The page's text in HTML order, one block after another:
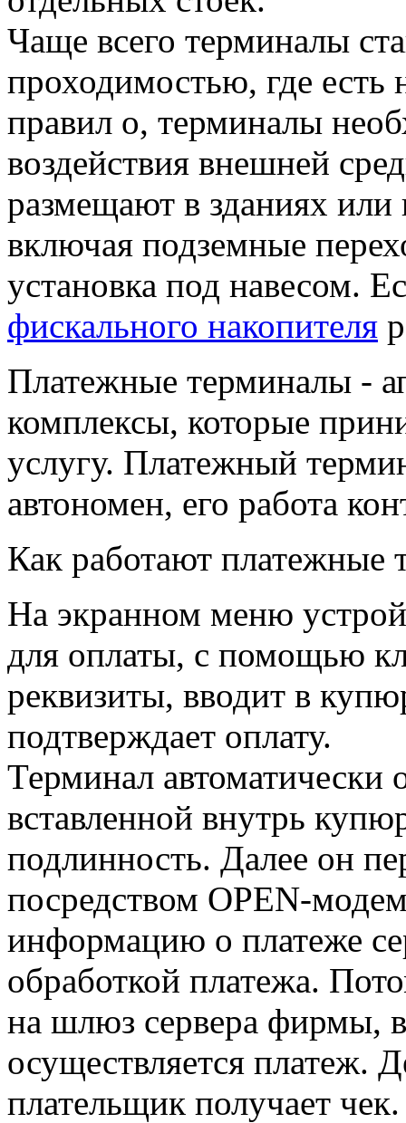
Чаще всего терминалы
проходимостью, где есть
правил о, терминалы
воздействия внешней
размещают в зданиях
включая подземные
установка под навесом.
фискального накопителя
Платежные терминалы -
комплексы, которые
услугу. Платежный
автономен, его работа
Как работают платежные
На экранном меню
для оплаты, с помощью
реквизиты, вводит в
подтверждает оплату.
Терминал автоматически
вставленной внутрь
подлинность. Далее он
посредством OPEN-
информацию о платеже
обработкой платежа.
на шлюз сервера фирмы,
осуществляется платеж.
плательщик получает чек.